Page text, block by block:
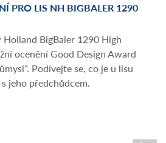
PRO LIS NH BIGBALER 1290
BigBaler 1290 High
ocenění Good Design Award
Podívejte se, co je u lisu
jeho předchůdcem.